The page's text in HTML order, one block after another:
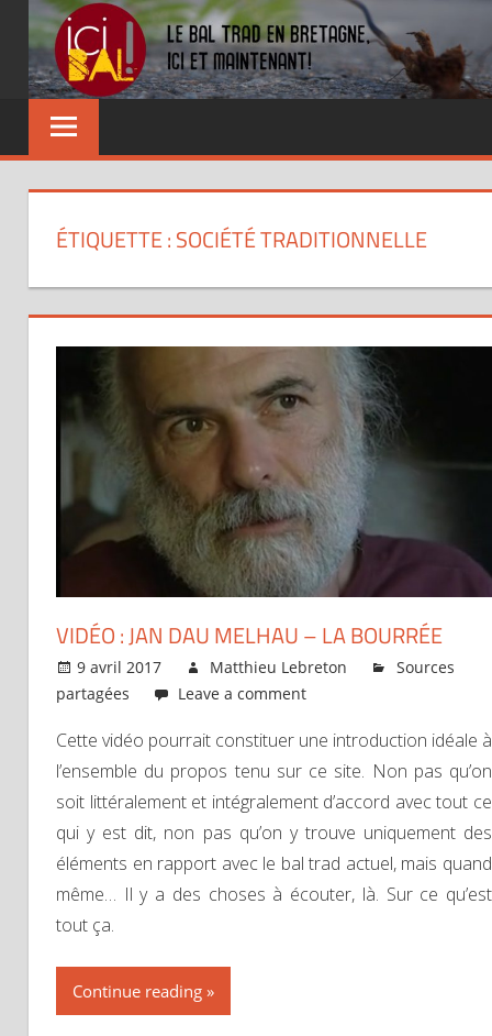
content
Dansez
partout
ÉTIQUETTE : SOCIÉTÉ TRADITIONNELLE
VIDÉO : JAN DAU MELHAU – LA BOURRÉE
9 avril 2017 Matthieu Lebreton
Sources
partagées
Leave a comment
Cette vidéo pourrait constituer une introduction idéale à
l’ensemble du propos tenu sur ce site. Non pas qu’on
soit littéralement et intégralement d’accord avec tout ce
qui y est dit, non pas qu’on y trouve uniquement des
éléments en rapport avec le bal trad actuel, mais quand
même… Il y a des choses à écouter, là. Sur ce qu’est
tout ça.
Continue reading